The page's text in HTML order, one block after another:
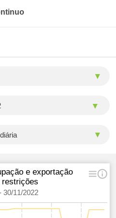
e exportação
30/11/2022